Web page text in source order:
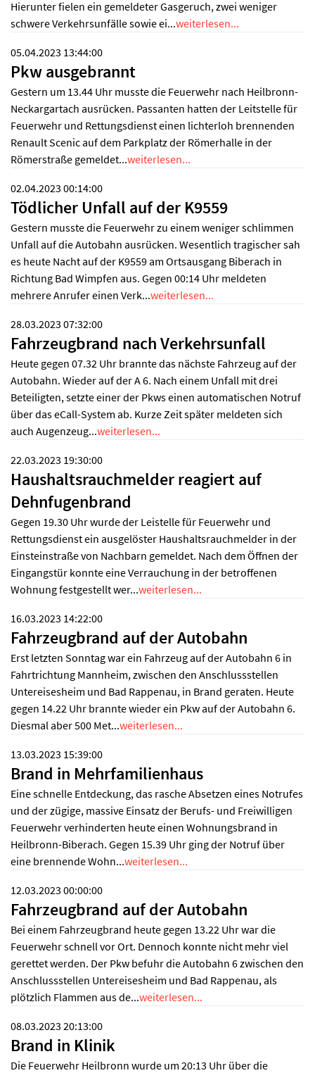
Hierunter fielen ein gemeldeter Gasgeruch, zwei weniger
schwere Verkehrsunfälle sowie ei...weiterlesen...
05.04.2023 13:44:00
Pkw ausgebrannt
Gestern um 13.44 Uhr musste die Feuerwehr nach Heilbronn-
Neckargartach ausrücken. Passanten hatten der Leitstelle für
Feuerwehr und Rettungsdienst einen lichterloh brennenden
Renault Scenic auf dem Parkplatz der Römerhalle in der
Römerstraße gemeldet...weiterlesen...
02.04.2023 00:14:00
Tödlicher Unfall auf der K9559
Gestern musste die Feuerwehr zu einem weniger schlimmen
Unfall auf die Autobahn ausrücken. Wesentlich tragischer sah
es heute Nacht auf der K9559 am Ortsausgang Biberach in
Richtung Bad Wimpfen aus. Gegen 00:14 Uhr meldeten
mehrere Anrufer einen Verk...weiterlesen...
28.03.2023 07:32:00
Fahrzeugbrand nach Verkehrsunfall
Heute gegen 07.32 Uhr brannte das nächste Fahrzeug auf der
Autobahn. Wieder auf der A 6. Nach einem Unfall mit drei
Beteiligten, setzte einer der Pkws einen automatischen Notruf
über das eCall-System ab. Kurze Zeit später meldeten sich
auch Augenzeug...weiterlesen...
22.03.2023 19:30:00
Haushaltsrauchmelder reagiert auf
Dehnfugenbrand
Gegen 19.30 Uhr wurde der Leistelle für Feuerwehr und
Rettungsdienst ein ausgelöster Haushaltsrauchmelder in der
Einsteinstraße von Nachbarn gemeldet. Nach dem Öffnen der
Eingangstür konnte eine Verrauchung in der betroffenen
Wohnung festgestellt wer...weiterlesen...
16.03.2023 14:22:00
Fahrzeugbrand auf der Autobahn
Erst letzten Sonntag war ein Fahrzeug auf der Autobahn 6 in
Fahrtrichtung Mannheim, zwischen den Anschlussstellen
Untereisesheim und Bad Rappenau, in Brand geraten. Heute
gegen 14.22 Uhr brannte wieder ein Pkw auf der Autobahn 6.
Diesmal aber 500 Met...weiterlesen...
13.03.2023 15:39:00
Brand in Mehrfamilienhaus
Eine schnelle Entdeckung, das rasche Absetzen eines Notrufes
und der zügige, massive Einsatz der Berufs- und Freiwilligen
Feuerwehr verhinderten heute einen Wohnungsbrand in
Heilbronn-Biberach. Gegen 15.39 Uhr ging der Notruf über
eine brennende Wohn...weiterlesen...
12.03.2023 00:00:00
Fahrzeugbrand auf der Autobahn
Bei einem Fahrzeugbrand heute gegen 13.22 Uhr war die
Feuerwehr schnell vor Ort. Dennoch konnte nicht mehr viel
gerettet werden. Der Pkw befuhr die Autobahn 6 zwischen den
Anschlussstellen Untereisesheim und Bad Rappenau, als
plötzlich Flammen aus de...weiterlesen...
08.03.2023 20:13:00
Brand in Klinik
Die Feuerwehr Heilbronn wurde um 20:13 Uhr über die